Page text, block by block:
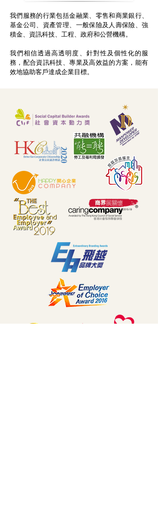
我們服務的行業包括金融業、零售和商業銀行、
基金公司、資產管理、一般保險及人壽保險、強
積金、資訊科技、工程、政府和公營機構。
我們相信透過高透明度、針對性及個性化的服
務，配合資訊科技、專業及高效益的方案，能有
效地協助客戶達成企業目標。